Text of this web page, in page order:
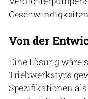
Von der
Eine Lösung wäre
Triebwerkstyps
Spezifikationen